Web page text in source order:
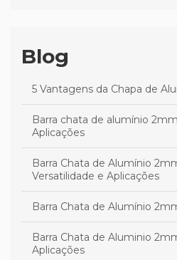
Blog
5 Vantagens da Chapa de
Barra chata de alumínio
Aplicações
Barra Chata de Alumínio
Versatilidade e Aplicações
Barra Chata de Alumínio
Barra Chata de Aluminio
Aplicações